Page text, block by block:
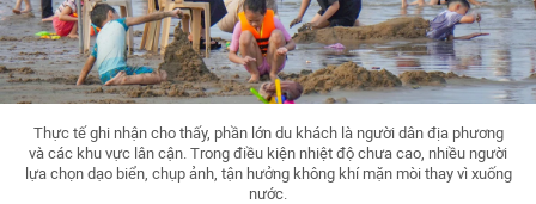
Thực tế ghi nhận cho thấy, phần lớn du khách là người dân địa phương
và các khu vực lân cận. Trong điều kiện nhiệt độ chưa cao, nhiều người
lựa chọn dạo biển, chụp ảnh, tận hưởng không khí mặn mòi thay vì xuống
nước.